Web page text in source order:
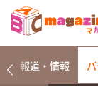
報道・情報